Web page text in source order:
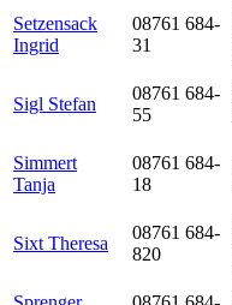
Setzensack
Ingrid
08761 684-
31
Sigl Stefan
08761 684-
55
Simmert
Tanja
08761 684-
18
Sixt Theresa
08761 684-
820